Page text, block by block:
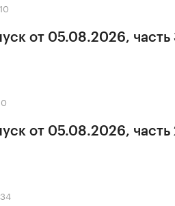
от 05.08.2026, часть
от 05.08.2026, часть